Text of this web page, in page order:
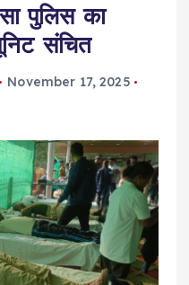
पुलिस का
संचित
November 17, 2025